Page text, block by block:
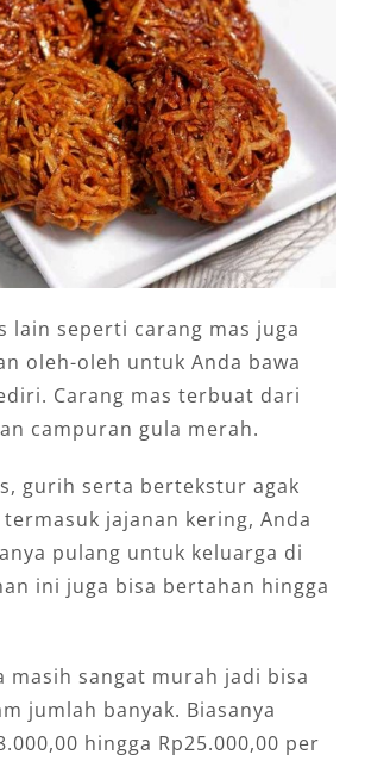
lain seperti carang mas juga
oleh-oleh untuk Anda bawa
Carang mas terbuat dari
campuran gula merah.
gurih serta bertekstur agak
jajanan kering, Anda
pulang untuk keluarga di
ini juga bisa bertahan hingga
masih sangat murah jadi bisa
jumlah banyak. Biasanya
hingga Rp25.000,00 per